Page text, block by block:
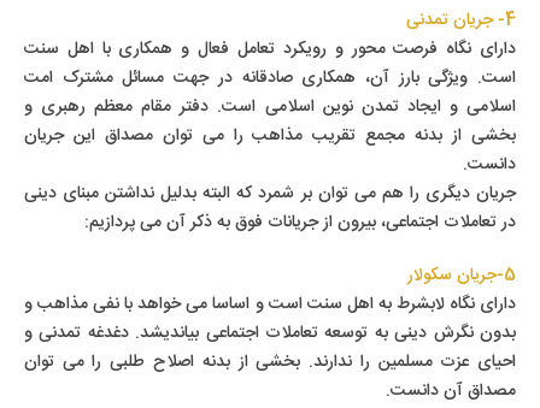
4- جریان تمدنی
دارای نگاه فرصت محور و رویکرد تعامل فعال و همکاری با اهل سنت
است. ویژگی بارز آن، همکاری صادقانه در جهت مسائل مشترک امت
اسلامی و ایجاد تمدن نوین اسلامی است. دفتر مقام معظم رهبری و
بخشی از بدنه مجمع تقریب مذاهب را می توان مصداق این جریان
دانست.
جریان دیگری را هم می توان بر شمرد که البته بدلیل نداشتن مبنای دینی
در تعاملات اجتماعی، بیرون از جریانات فوق به ذکر آن می پردازیم:
5-جریان سکولار
دارای نگاه لابشرط به اهل سنت است و اساسا می خواهد با نفی مذاهب و
بدون نگرش دینی به توسعه تعاملات اجتماعی بیاندیشد. دغدغه تمدنی و
احیای عزت مسلمین را ندارند. بخشی از بدنه اصلاح طلبی را می توان
مصداق آن دانست.